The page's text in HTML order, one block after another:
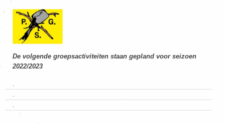
De volgende groepsactiviteiten staan gepland voor seizoen
2022/2023
.
.
.